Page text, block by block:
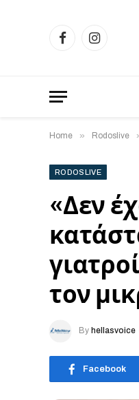
FacebookInstagram
Home » Rodoslive
RODOSLIVE
«Δεν
τον
By hellasvoice
Facebook